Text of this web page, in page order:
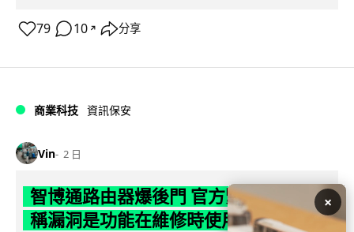
79 10 ↗ 分享
商業科技 資訊保安
Vin 2 日
智博通路由器爆後門 官方緊急下架止血
稱漏洞是功能在維修時使用
×